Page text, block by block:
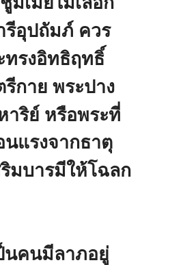
รีอุปถัมภ์ ควร
ทรงอิทธิฤทธิ์
รีกาย พระปาง
าริย์ หรือพระที่
แรงจากธาตุ
ริมบารมีให้โฉลก
นคนมีลาภอยู่